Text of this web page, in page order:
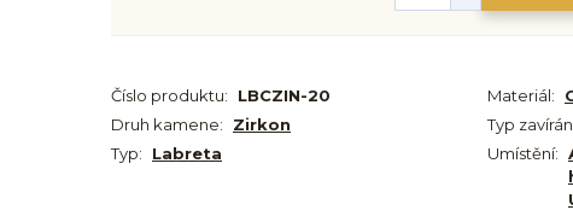
Číslo produktu: LBCZIN-20 Materiál:
Druh kamene:
Zirkon Typ
Typ:
Labreta Umístění: